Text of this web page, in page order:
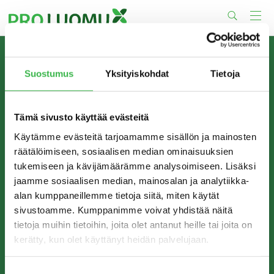
Suostumus Yksityiskohdat Tietoja
Tämä sivusto käyttää evästeitä
Käytämme evästeitä tarjoamamme sisällön ja mainosten
räätälöimiseen, sosiaalisen median ominaisuuksien
tukemiseen ja kävijämäärämme analysoimiseen. Lisäksi
jaamme sosiaalisen median, mainosalan ja analytiikka-
alan kumppaneillemme tietoja siitä, miten käytät
sivustoamme. Kumppanimme voivat yhdistää näitä
tietoja muihin tietoihin, joita olet antanut heille tai joita on
kerätty, kun olet käyttänyt heidän palvelujaan.
to
content
TIETOA MEISTÄ
Pro Luomu on luomualan yhteistyöorganisaatio, joka